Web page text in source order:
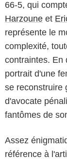
66-5, qui
Harzoune et
représente le
complexité,
contraintes. En
portrait d'une
se reconstruire
d'avocate
fantômes de
Assez
référence à